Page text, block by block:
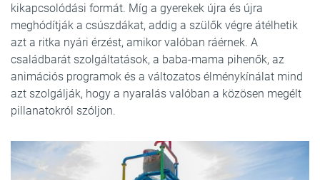
kikapcsolódási formát. Míg a gyerekek újra és újra
meghódítják a csúszdákat, addig a szülők végre átélhetik
azt a ritka nyári érzést, amikor valóban ráérnek. A
családbarát szolgáltatások, a baba-mama pihenők, az
animációs programok és a változatos élménykínálat mind
azt szolgálják, hogy a nyaralás valóban a közösen megélt
pillanatokról szóljon.